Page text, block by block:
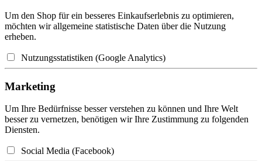
Um den Shop für ein besseres Einkaufserlebnis zu optimieren,
möchten wir allgemeine statistische Daten über die Nutzung
erheben.
Nutzungsstatistiken (Google Analytics)
Marketing
Um Ihre Bedürfnisse besser verstehen zu können und Ihre Welt
besser zu vernetzen, benötigen wir Ihre Zustimmung zu folgenden
Diensten.
Social Media (Facebook)